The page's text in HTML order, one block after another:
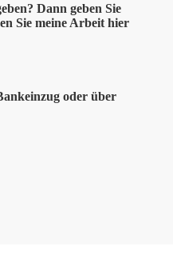
Dann geben Sie
Sie meine Arbeit hier
oder über